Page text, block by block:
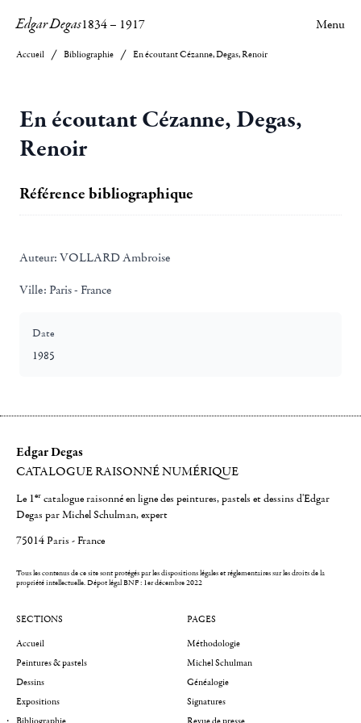
Edgar Degas1834– 1917 Menu
Accueil Bibliographie En écoutant Cézanne, Degas, Renoir
En écoutant Cézanne, Degas,
Renoir
Référence bibliographique
Auteur: VOLLARD Ambroise
Ville: Paris - France
Date
1985
Edgar Degas
CATALOGUE RAISONNÉ NUMÉRIQUE
Le 1er catalogue raisonné en ligne des peintures, pastels et dessins d'Edgar
Degas par Michel Schulman, expert
75014 Paris - France
Tous les contenus de ce site sont protégés par les dispositions légales et réglementaires sur les droits de la
propriété intellectuelle.Dépot légal BNF : 1er décembre 2022
SECTIONS
Accueil
Peintures & pastels
Dessins
Expositions
PAGES
Méthodologie
Michel Schulman
Généalogie
Signatures